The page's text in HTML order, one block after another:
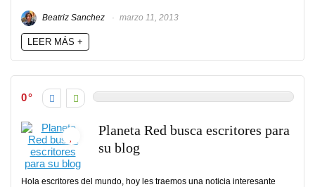
Beatriz Sanchez marzo 11, 2013
LEER MÁS +
0
Planeta Red busca escritores para
su blog
Hola escritores del mundo, hoy les traemos una noticia interesante